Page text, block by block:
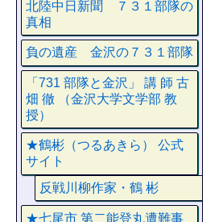
北陸中日新聞 ７３１部隊の
真相
負の遺産 金沢の７３１部隊
「731 部隊と金沢」 講 師 古
畑 徹 （金沢大学文学部 教
授）
★鶴彬（つるあきら） 公式
サイト
反戦川柳作家・鶴 彬
★七尾市 第二能登丸遭難事